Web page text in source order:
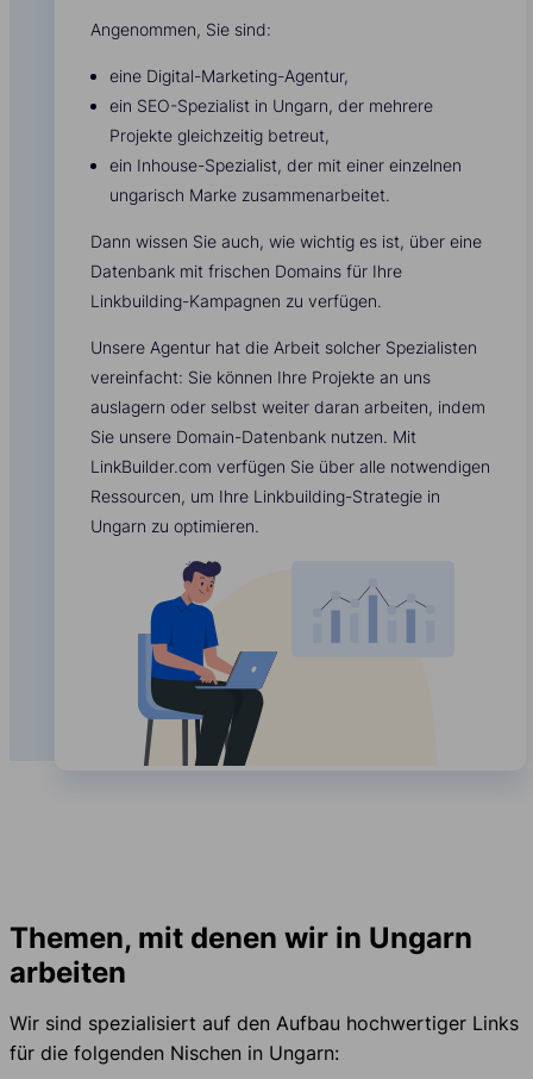
Angenommen, Sie sind:
eine Digital-Marketing-Agentur,
ein SEO-Spezialist in Ungarn, der mehrere
Projekte gleichzeitig betreut,
ein Inhouse-Spezialist, der mit einer einzelnen
ungarisch Marke zusammenarbeitet.
Dann wissen Sie auch, wie wichtig es ist, über eine
Datenbank mit frischen Domains für Ihre
Linkbuilding-Kampagnen zu verfügen.
Unsere Agentur hat die Arbeit solcher Spezialisten
vereinfacht: Sie können Ihre Projekte an uns
auslagern oder selbst weiter daran arbeiten, indem
Sie unsere Domain-Datenbank nutzen. Mit
LinkBuilder.com verfügen Sie über alle notwendigen
Ressourcen, um Ihre Linkbuilding-Strategie in
Ungarn zu optimieren.
Themen, mit denen wir in Ungarn
arbeiten
Wir sind spezialisiert auf den Aufbau hochwertiger Links
für die folgenden Nischen in Ungarn: